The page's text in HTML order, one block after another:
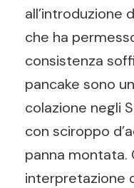
all’introduzione
che ha
consistenza
pancake sono
colazione negli
con sciroppo
panna montata.
interpretazione